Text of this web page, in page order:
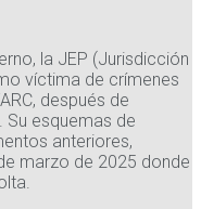
la JEP (Jurisdicción
víctima de crímenes
después de
Su esquemas de
anteriores,
marzo de 2025 donde